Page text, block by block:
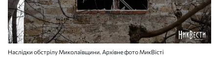
Наслідки обстрілу Миколаївщини. Архівне фото МикВісті